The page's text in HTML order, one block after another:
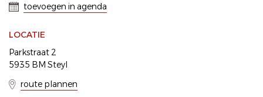
toevoegen in agenda
LOCATIE
Parkstraat 2
5935 BM Steyl
route plannen